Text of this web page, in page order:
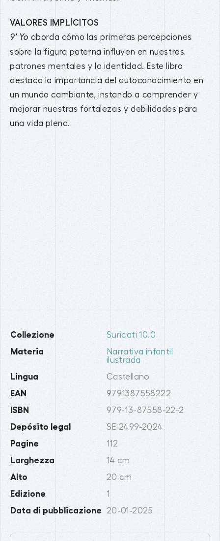
VALORES IMPLÍCITOS
9' Yoaborda cómo las primeras percepciones
sobre la figura paterna influyen en nuestros
patrones mentales y la identidad. Este libro
destaca la importancia del autoconocimiento en
un mundo cambiante, instando a comprender y
mejorar nuestras fortalezas y debilidades para
una vida plena.
Collezione Suricati 10.0
Materia
Narrativa infantil
ilustrada
Lingua Castellano
EAN 9791387558222
ISBN 979-13-87558-22-2
Depósito legal SE 2499-2024
Pagine 112
Larghezza 14 cm
Alto 20 cm
Edizione 1
Data di pubblicazione 20-01-2025